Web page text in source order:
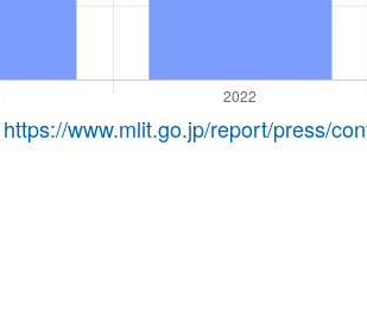
https://www.mlit.go.jp/report/press/